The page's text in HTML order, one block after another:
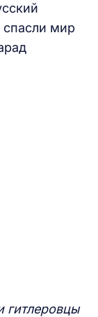
спасли мир
гитлеровцы